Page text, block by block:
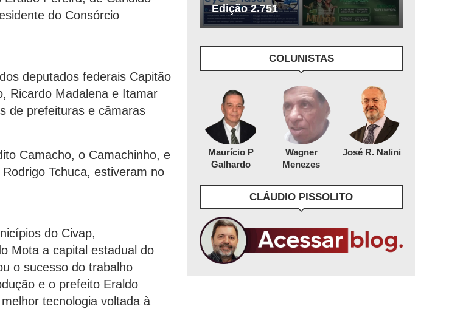
do Consórcio
deputados federais Capitão
Ricardo Madalena e Itamar
de prefeituras e câmaras
Camacho, o Camachinho, e
Tchuca, estiveram no
do Civap,
Mota a capital estadual do
o sucesso do trabalho
e o prefeito Eraldo
tecnologia voltada à
Edição 2.751
COLUNISTAS
Maurício P
Galhardo
Wagner
Menezes
José R. Nalini
CLÁUDIO PISSOLITO